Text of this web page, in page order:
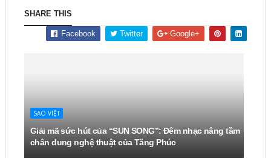
SHARE THIS
Facebook Twitter Google+
SAO VIỆT
Giải mã sức hút của “SUN SONG”: Đêm nhạc nâng tầm
chân dung nghệ thuật của Tăng Phúc